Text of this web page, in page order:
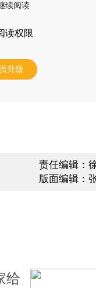
续阅读
读权限
升级
责任编辑：
版面编辑：
给